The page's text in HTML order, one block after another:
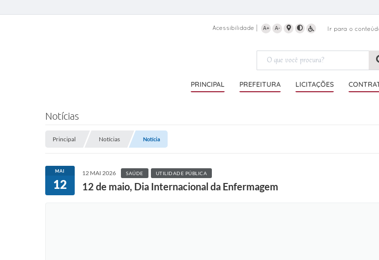
Acessibilidade A+ A- Ir para o
PRINCIPAL PREFEITURA LICITAÇÕES
Notícias
Principal Notícias Notícia
MAI
12
12 MAI 2026 SAÚDE UTILIDADE PÚBLICA
12 de maio, Dia Internacional da Enfermagem